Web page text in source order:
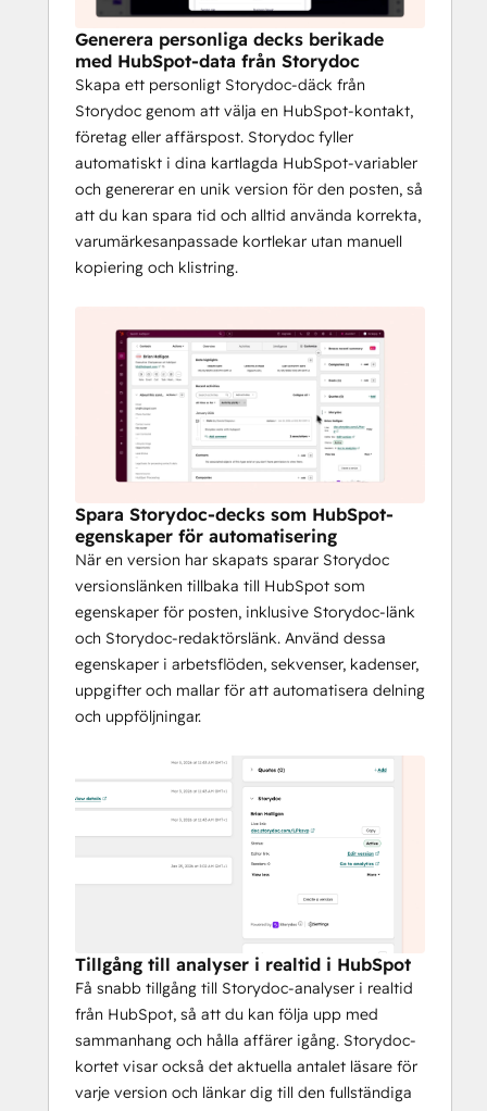
Storydoc-länk
Länk till Storydoc-redigeraren
Eftersom dessa länkar är standard
HubSpot-egenskaper kan du använda dem
i arbetsflöden, sekvenser, kadenser,
uppgifter och e-postmallar för att
automatisera delning och uppföljningar i
stor skala.
Få snabb åtkomst till
från HubSpot
Från Storydoc-kortet på posten kan ditt
team öppna direktlänken, hoppa för att
redigera versionen i Storydoc och få
tillgång till analyser för den specifika
med sammanhang och hålla tempot uppe.
Idealiska
användningsfall
Personaliserad utgående och
kontobaserad försäljning i stor skala
Avtalsspecifika förslag som
Automatiserade uppföljningar med
hjälp av Storydoc-länkegenskaper i
arbetsflöden och sekvenser
Insyn i intressenternas engagemang
för att tidsbestämma uppsökande
verksamhet och minska affärsrisken
Generera personliga decks berikade
med HubSpot-data från Storydoc
Skapa ett personligt Storydoc-däck från
Storydoc genom att välja en HubSpot-kontakt,
företag eller affärspost. Storydoc fyller
automatiskt i dina kartlagda HubSpot-variabler
och genererar en unik version för den posten, så
att du kan spara tid och alltid använda korrekta,
varumärkesanpassade kortlekar utan manuell
kopiering och klistring.
Spara Storydoc-decks som HubSpot-
egenskaper för automatisering
När en version har skapats sparar Storydoc
versionslänken tillbaka till HubSpot som
egenskaper för posten, inklusive Storydoc-länk
och Storydoc-redaktörslänk. Använd dessa
egenskaper i arbetsflöden, sekvenser, kadenser,
uppgifter och mallar för att automatisera delning
och uppföljningar.
Tillgång till analyser i realtid i HubSpot
Få snabb tillgång till Storydoc-analyser i realtid
från HubSpot, så att du kan följa upp med
sammanhang och hålla affärer igång. Storydoc-
kortet visar också det aktuella antalet läsare för
varje version och länkar dig till den fullständiga